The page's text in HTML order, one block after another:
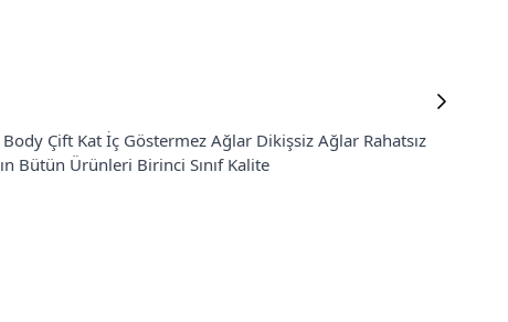
Body Çift Kat İç Göstermez Ağlar Dikişsiz Ağlar Rahatsız
Bütün Ürünleri Birinci Sınıf Kalite